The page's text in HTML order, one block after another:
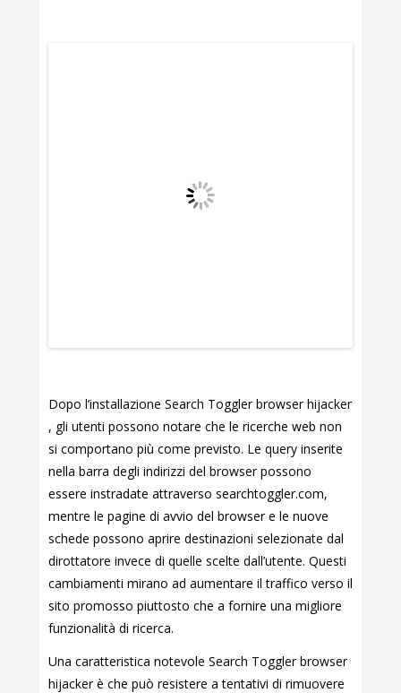
Dopo l’installazione Search Toggler browser hijacker
, gli utenti possono notare che le ricerche web non
si comportano più come previsto. Le query inserite
nella barra degli indirizzi del browser possono
essere instradate attraverso searchtoggler.com,
mentre le pagine di avvio del browser e le nuove
schede possono aprire destinazioni selezionate dal
dirottatore invece di quelle scelte dall’utente. Questi
cambiamenti mirano ad aumentare il traffico verso il
sito promosso piuttosto che a fornire una migliore
funzionalità di ricerca.
Una caratteristica notevole Search Toggler browser
hijacker è che può resistere a tentativi di rimuovere